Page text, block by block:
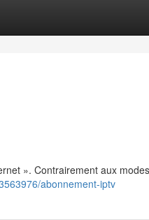
». Contrairement aux
abonnement-iptv